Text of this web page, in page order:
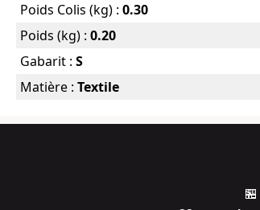
Poids Colis (kg) : 0.30
Poids (kg) : 0.20
Gabarit : S
Matière : Textile
🏪